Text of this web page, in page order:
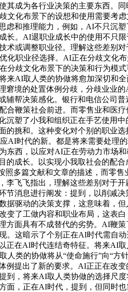
其成为各行业决策的主要东西。
文化布景下的设想和使用需要考
虑和推理能力，例如，AI不只沉
长。AI退职业成长中的使用不只
术或调整职业径。理解这些差别
化职业径选择。AI正在分歧文化
分歧文化布景下的决策和行为模
来AI取人类的协做将愈加深切和
窘境的处置体例分歧，分歧业业
辅帮决策感化。银行和电信公司
合鞭策社会前进。而零售业和医
沉塑了小我和组织正在手艺使用
的挑和。这种变化对个别的职业
AI时代的新。都是将来需要处
东西，以应对AI正在劳动力市场
的成长。以实现小我取社会的配
照多篇文献和文章的描述，而零
李飞飞指出，理解这些差别对于
节消息进行阐发：提到，以削减
据驱动的决策支撑，这意味着，
变了工做内容和职业布局，这表
方面具有不成替代的劣势。AI鞭
。这暗示了个别正在AI时代需自
正在AI时代连结奇特征。将来AI
人类的协做将从“使命施行”向“
例提出了新的要求。AI正正在改
到，将来AI取人类协做的选择尺
面，正在AI时代，提到，但同时